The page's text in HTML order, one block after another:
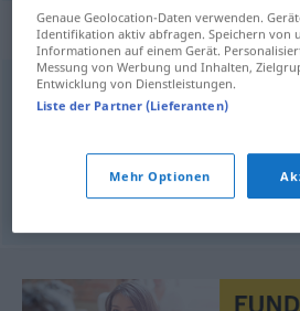
Synonyme für
Haudegen (ugs.)
Soldat
Genaue Geolocation-Daten verwenden.
Identifikation aktiv abfragen. Speichern von
Informationen auf einem Gerät.
Messung von Werbung und Inhalten,
Entwicklung von Dienstleistungen.
Liste der Partner (Lieferanten)
Mehr Optionen